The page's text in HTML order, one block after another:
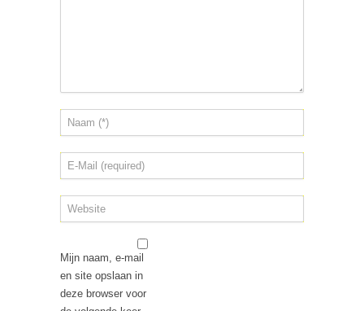
Mijn naam, e-mail
en site opslaan in
deze browser voor